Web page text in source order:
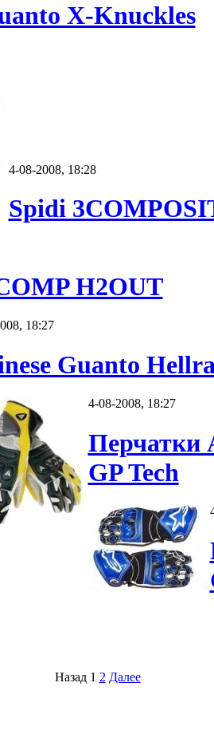
X-Knuckles
4-08-2008, 18:28
Spidi
H2OUT
18:27
Guanto
4-08-2008, 18:27
Перчатки
GP Tech
Назад 1 2 Далее